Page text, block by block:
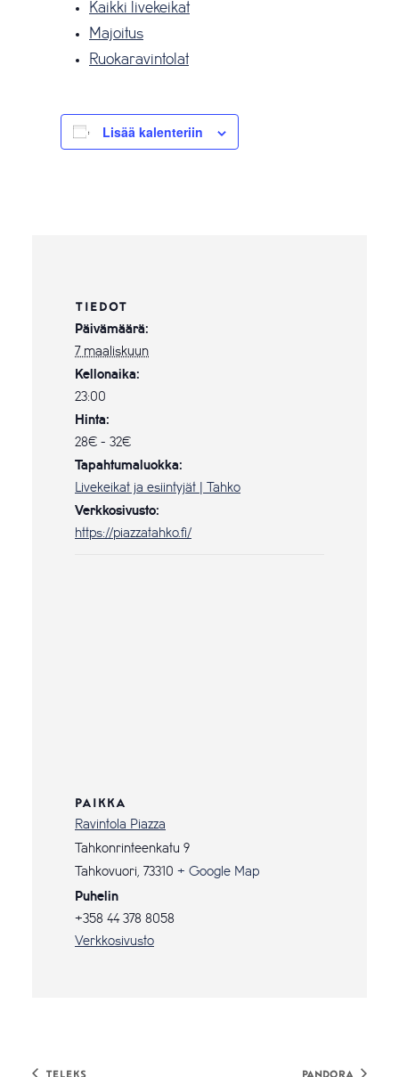
Kaikki livekeikat
Majoitus
Ruokaravintolat
Lisää kalenteriin
TIEDOT
Päivämäärä:
7 maaliskuun
Kellonaika:
23:00
Hinta:
28€ - 32€
Tapahtumaluokka:
Livekeikat ja esiintyjät | Tahko
Verkkosivusto:
https://piazzatahko.fi/
PAIKKA
Ravintola Piazza
Tahkonrinteenkatu 9
Tahkovuori, 73310 + Google Map
Puhelin
+358 44 378 8058
Verkkosivusto
Teleks Pandora